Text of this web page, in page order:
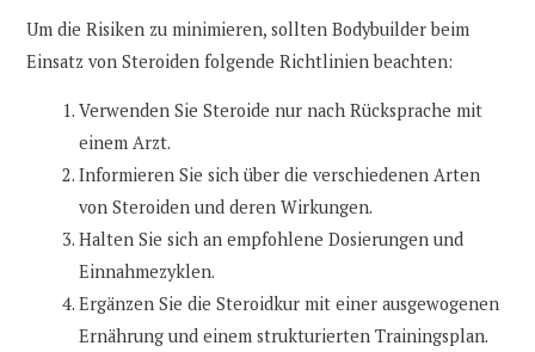
Um die Risiken zu minimieren, sollten Bodybuilder beim
Einsatz von Steroiden folgende Richtlinien beachten:
Verwenden Sie Steroide nur nach Rücksprache mit
einem Arzt.
Informieren Sie sich über die verschiedenen Arten
von Steroiden und deren Wirkungen.
Halten Sie sich an empfohlene Dosierungen und
Einnahmezyklen.
Ergänzen Sie die Steroidkur mit einer ausgewogenen
Ernährung und einem strukturierten Trainingsplan.